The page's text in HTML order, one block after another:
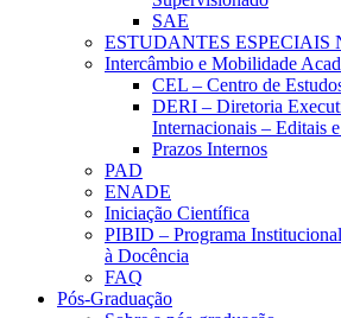
SAE
ESTUDANTES
Intercâmbio e Mobilidade
CEL – Centro de
DERI – Diretoria
Internacionais – Editais
Prazos Internos
PAD
ENADE
Iniciação Científica
PIBID – Programa
à Docência
FAQ
Pós-Graduação